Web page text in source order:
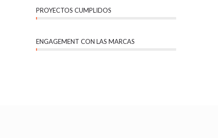
PROYECTOS CUMPLIDOS
ENGAGEMENT CON LAS MARCAS